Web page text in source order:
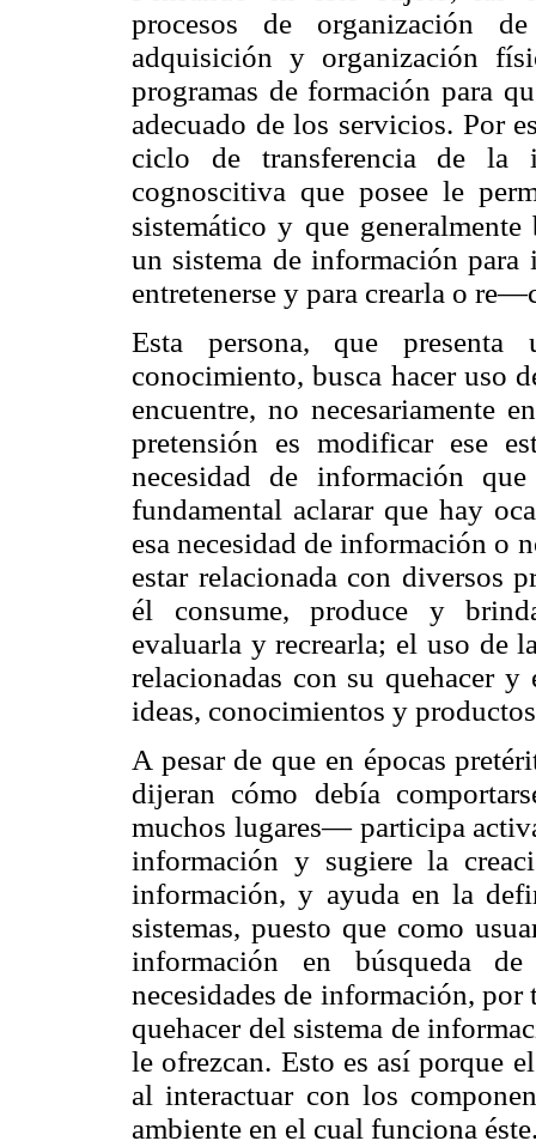
procesos de organización
adquisición y organización
programas de formación para
adecuado de los servicios. Por
ciclo de transferencia de la
cognoscitiva que posee le
sistemático y que
un sistema de información
entretenerse y para crearla o
Esta persona, que
conocimiento, busca hacer uso
encuentre, no necesariamente
pretensión es modificar ese
necesidad de información
fundamental aclarar que hay
esa necesidad de información o
estar relacionada con diversos
él consume, produce y
evaluarla y recrearla; el uso de
relacionadas con su quehacer
ideas, conocimientos y
A pesar de que en épocas
dijeran cómo debía
muchos lugares— participa
información y sugiere la
información, y ayuda en la
sistemas, puesto que como
información en búsqueda
necesidades de información,
quehacer del sistema de
le ofrezcan. Esto es así porque
al interactuar con los
ambiente en el cual funciona